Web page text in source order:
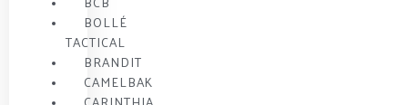
BOLLÉ
TACTICAL
BRANDIT
CAMELBAK